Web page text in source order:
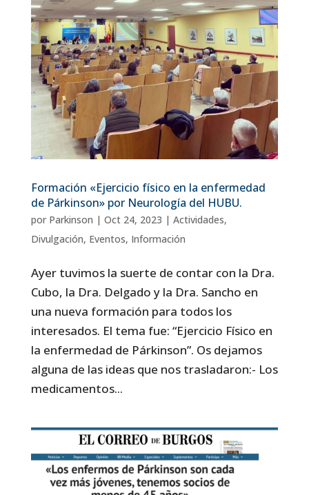
Formación «Ejercicio físico en la enfermedad
de Párkinson» por Neurología del HUBU.
por Parkinson | Oct 24, 2023 | Actividades,
Divulgación, Eventos, Información
Ayer tuvimos la suerte de contar con la Dra.
Cubo, la Dra. Delgado y la Dra. Sancho en
una nueva formación para todos los
interesados. El tema fue: “Ejercicio Físico en
la enfermedad de Párkinson”. Os dejamos
alguna de las ideas que nos trasladaron:- Los
medicamentos...